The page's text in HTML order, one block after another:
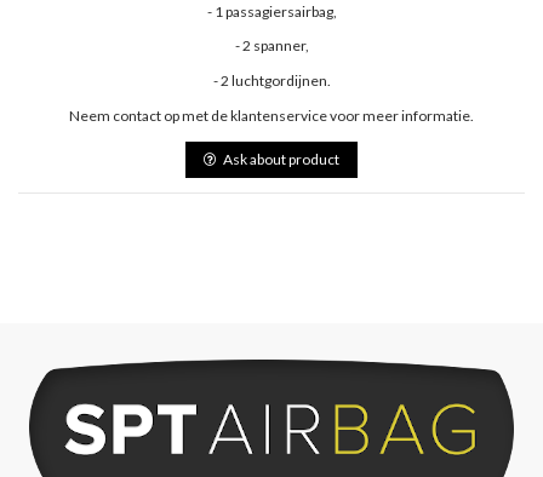
- 1 passagiersairbag,
- 2 spanner,
- 2 luchtgordijnen.
Neem contact op met de klantenservice voor meer informatie.
Ask about product